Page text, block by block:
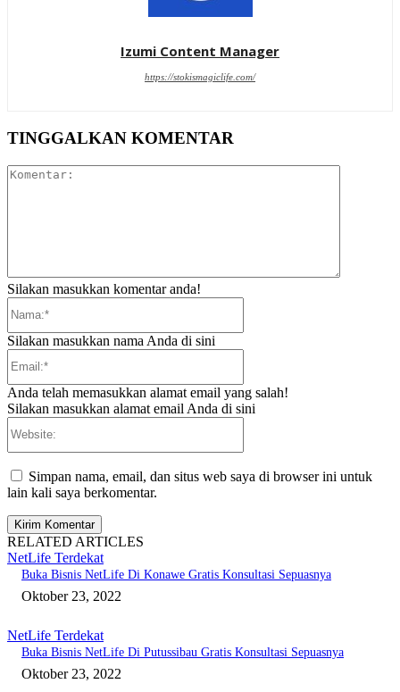
Izumi Content Manager
https://stokismagiclife.com/
TINGGALKAN KOMENTAR
Silakan masukkan komentar anda!
Silakan masukkan nama Anda di sini
Anda telah memasukkan alamat email yang salah!
Silakan masukkan alamat email Anda di sini
Simpan nama, email, dan situs web saya di browser ini untuk
lain kali saya berkomentar.
RELATED ARTICLES
NetLife Terdekat
Buka Bisnis NetLife Di Konawe Gratis Konsultasi Sepuasnya
Oktober 23, 2022
NetLife Terdekat
Buka Bisnis NetLife Di Putussibau Gratis Konsultasi Sepuasnya
Oktober 23, 2022